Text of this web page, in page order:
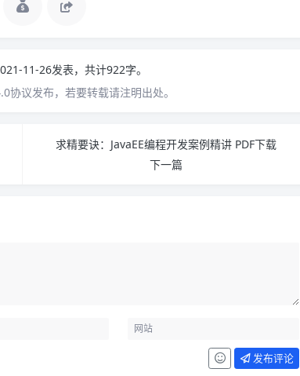
11-26发表，共计922字。
协议发布，若要转载请注明出处。
求精要诀：JavaEE编程开发案例精讲 PDF下载
下一篇
发布评论